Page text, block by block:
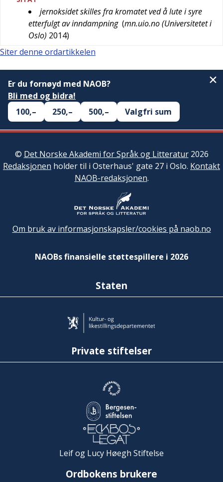
jernoksidet skilles fra kromatet ved å lute i syre
etterfulgt av inndampning (mn.uio.no (Universitetet i
Oslo) 2014)
Siter denne ordartikkelen
Er du fornøyd med NAOB?
Bli med og bidra!
100,–
250,– 500,– Valgfri sum
© Det Norske Akademi for Språk og Litteratur2026
Redaksjonen holder til i Osterhaus' gate 27 i Oslo. Kontakt
NAOB-redaksjonen.
Om bruk av informasjonskapsler/cookies på naob.no
NAOBs finansielle støttespillere i 2026
Staten
Private stiftelser
Leif og Lucy Høegh Stiftelse
Ordbokens brukere